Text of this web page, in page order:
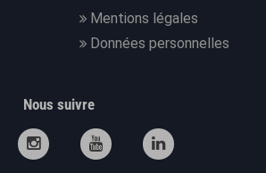
Mentions légales
Données personnelles
Nous suivre